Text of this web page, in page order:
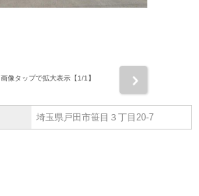
画像タップで拡大表示【1/1】
埼玉県戸田市笹目３丁目20-7